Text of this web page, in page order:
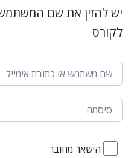
יש להזין את שם
לקורס
הישאר מחובר